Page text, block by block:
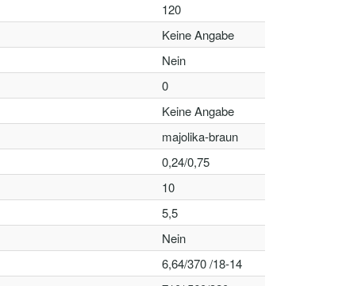
120
Keine Angabe
Nein
0
Keine Angabe
majolika-braun
0,24/0,75
10
5,5
Nein
6,64/370 /18-14